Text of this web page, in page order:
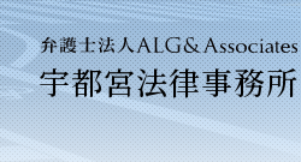
宇都宮法律事務所